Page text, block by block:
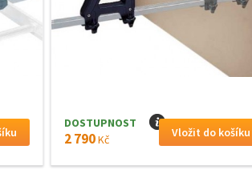
DOSTUPNOST I
2 790Kč